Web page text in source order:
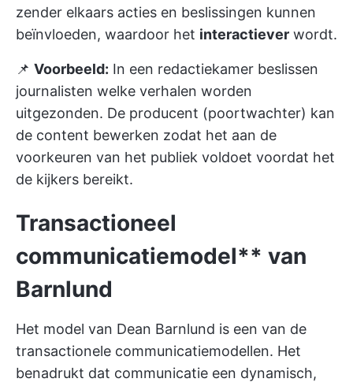
zender elkaars acties en beslissingen kunnen
beïnvloeden, waardoor het interactiever wordt.
📌 Voorbeeld: In een redactiekamer beslissen
journalisten welke verhalen worden
uitgezonden. De producent (poortwachter) kan
de content bewerken zodat het aan de
voorkeuren van het publiek voldoet voordat het
de kijkers bereikt.
Transactioneel
communicatiemodel** van
Barnlund
Het model van Dean Barnlund is een van de
transactionele communicatiemodellen. Het
benadrukt dat communicatie een dynamisch,